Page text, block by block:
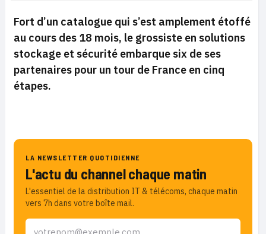
Fort d’un catalogue qui s’est amplement étoffé
au cours des 18 mois, le grossiste en solutions
stockage et sécurité embarque six de ses
partenaires pour un tour de France en cinq
étapes.
LA NEWSLETTER QUOTIDIENNE
L'actu du channel chaque matin
L'essentiel de la distribution IT & télécoms, chaque matin
vers 7h dans votre boîte mail.